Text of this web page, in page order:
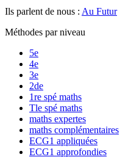
Ils parlent de nous : Au Futur
Méthodes par niveau
5e
4e
3e
2de
1re spé maths
Tle spé maths
maths expertes
maths complémentaires
ECG1 appliquées
ECG1 approfondies